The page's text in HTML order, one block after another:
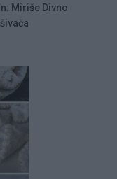
Miriše Divno